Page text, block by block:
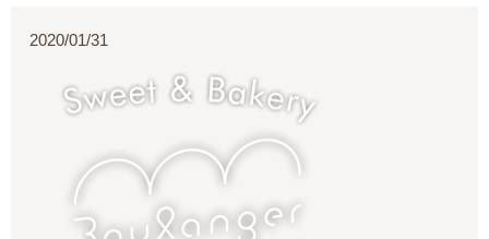
2020/01/31